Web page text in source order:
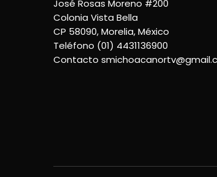
José Rosas Moreno #200
Colonia Vista Bella
CP 58090, Morelia, México
Teléfono (01) 4431136900
Contacto